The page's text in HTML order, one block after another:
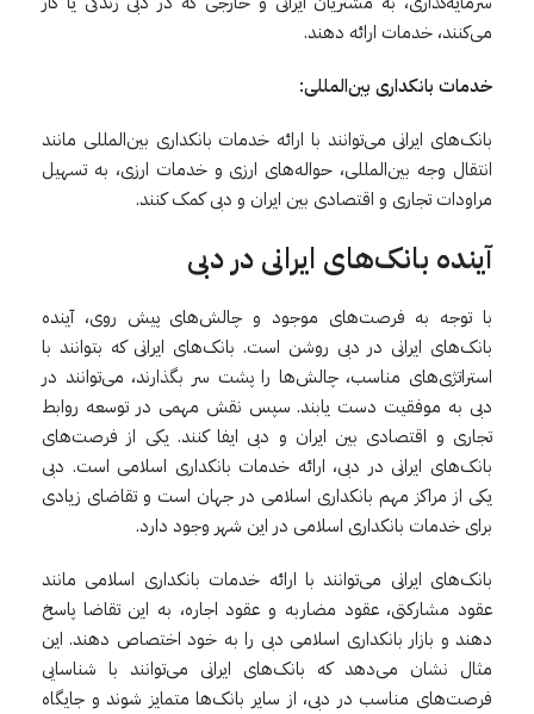
می‌کنند، خدمات ارائه دهند.
خدمات بانکداری بین‌المللی:
بانک‌های ایرانی می‌توانند با ارائه خدمات بانکداری بین‌المللی مانند
انتقال وجه بین‌المللی، حواله‌های ارزی و خدمات ارزی، به تسهیل
مراودات تجاری و اقتصادی بین ایران و دبی کمک کنند.
آینده بانک‌های ایرانیدردبی
با توجه به فرصت‌های موجود و چالش‌های پیش روی، آینده
بانک‌های ایرانی در دبی روشن است. بانک‌های ایرانی که بتوانند با
استراتژی‌های مناسب، چالش‌ها را پشت سر بگذارند، می‌توانند در
دبی به موفقیت دست یابند. سپس نقش مهمی در توسعه روابط
تجاری و اقتصادی بین ایران و دبی ایفا کنند. یکی از فرصت‌های
بانک‌های ایرانی در دبی، ارائه خدمات بانکداری اسلامی است. ‌دبی
یکی از مراکز مهم بانکداری اسلامی در جهان است و تقاضای زیادی
برای خدمات بانکداری اسلامی در این شهر وجود دارد.
بانک‌های ایرانی می‌توانند با ارائه خدمات بانکداری اسلامی مانند
عقود مشارکتی، عقود مضاربه و عقود اجاره، به این تقاضا پاسخ
دهند و بازار بانکداری اسلامی دبی را به خود اختصاص دهند. این
مثال نشان می‌دهد که بانک‌های ایرانی می‌توانند با شناسایی
فرصت‌های مناسب در دبی، از سایر بانک‌ها متمایز شوند و جایگاه